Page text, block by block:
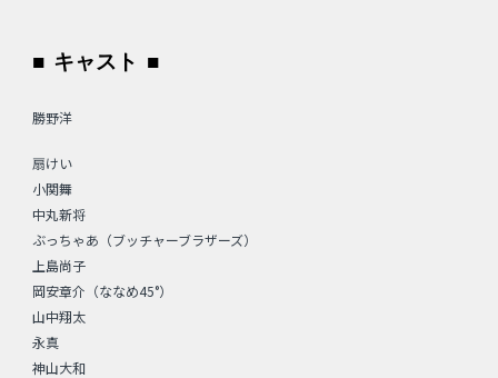
■ キャスト ■
勝野洋
扇けい
小関舞
中丸新将
ぶっちゃあ（ブッチャーブラザーズ）
上島尚子
岡安章介（ななめ45°）
山中翔太
永真
神山大和